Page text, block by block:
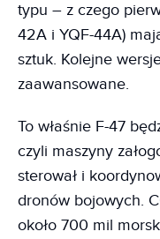
typu – z czego
42A i YQF-44A)
sztuk. Kolejne
zaawansowane.
To właśnie F-47
czyli maszyny
sterował i
dronów bojowych.
około 700 mil